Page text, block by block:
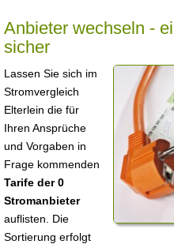
Anbieter wechseln -
sicher
Lassen Sie sich im
Stromvergleich
Elterlein die für
Ihren Ansprüche
und Vorgaben in
Frage kommenden
Tarife der 0
Stromanbieter
auflisten. Die
Sortierung erfolgt